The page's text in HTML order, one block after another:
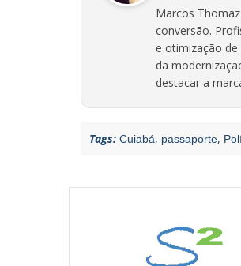
Marcos
conversão.
e otimização de
da
destacar a
Tags: Cuiabá, passaporte,